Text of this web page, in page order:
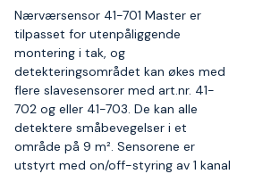
Nærværsensor 41-701 Master er
tilpasset for utenpåliggende
montering i tak, og
detekteringsområdet kan økes med
flere slavesensorer med art.nr. 41-
702 og eller 41-703. De kan alle
detektere småbevegelser i et
område på 9 m². Sensorene er
utstyrt med on/off-styring av 1 kanal